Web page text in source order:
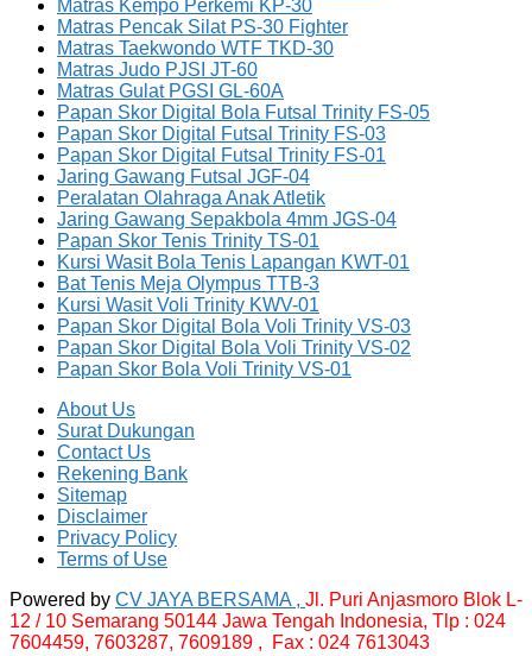
Matras Kempo Perkemi KP-30
Matras Pencak Silat PS-30 Fighter
Matras Taekwondo WTF TKD-30
Matras Judo PJSI JT-60
Matras Gulat PGSI GL-60A
Papan Skor Digital Bola Futsal Trinity FS-05
Papan Skor Digital Futsal Trinity FS-03
Papan Skor Digital Futsal Trinity FS-01
Jaring Gawang Futsal JGF-04
Peralatan Olahraga Anak Atletik
Jaring Gawang Sepakbola 4mm JGS-04
Papan Skor Tenis Trinity TS-01
Kursi Wasit Bola Tenis Lapangan KWT-01
Bat Tenis Meja Olympus TTB-3
Kursi Wasit Voli Trinity KWV-01
Papan Skor Digital Bola Voli Trinity VS-03
Papan Skor Digital Bola Voli Trinity VS-02
Papan Skor Bola Voli Trinity VS-01
About Us
Surat Dukungan
Contact Us
Rekening Bank
Sitemap
Disclaimer
Privacy Policy
Terms of Use
Powered by CV JAYA BERSAMA , Jl. Puri Anjasmoro Blok L-
12 / 10 Semarang 50144 Jawa Tengah Indonesia, Tlp : 024
7604459, 7603287, 7609189 , Fax : 024 7613043